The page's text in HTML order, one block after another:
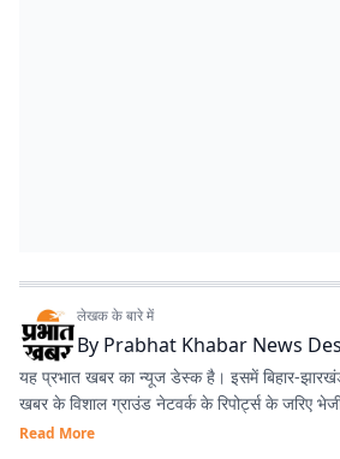
लेखक के बारे में
By Prabhat Khabar News
यह प्रभात खबर का न्यूज डेस्क है। इसमें बिहार-
खबर के विशाल ग्राउंड नेटवर्क के रिपोर्ट्स के जरिए
Read More